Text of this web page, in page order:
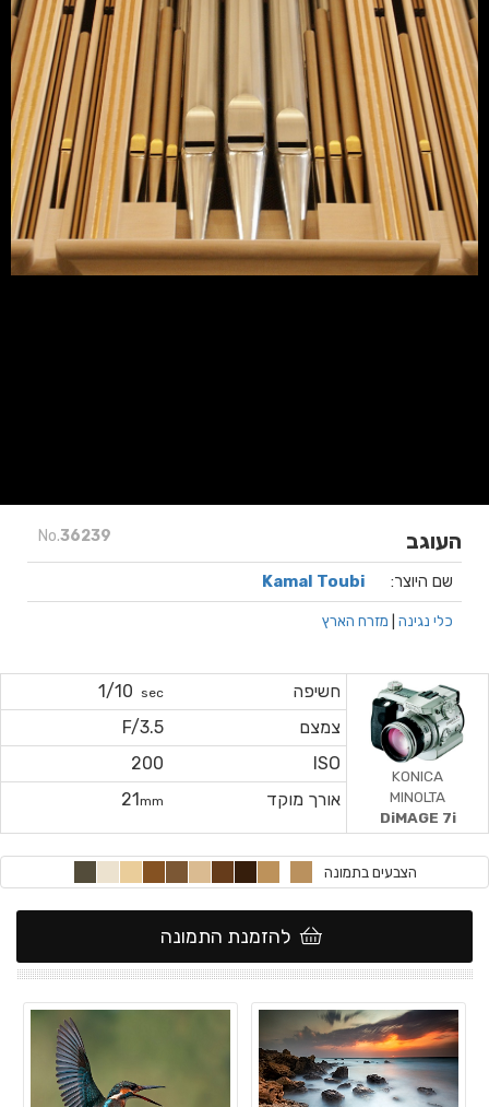
No.36239 העוגב
שם היוצר: Kamal Toubi
כלי נגינה מזרח הארץ
חשיפה sec
1/10
צמצם
F/3.5
ISO
200
אורך מוקד
21mm
KONICA
MINOLTA
DiMAGE 7i
הצבעים בתמונה
להזמנת התמונה